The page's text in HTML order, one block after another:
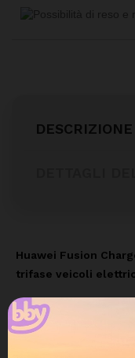
DESCRIZIONE
Huawei Fusion
trifase veicoli
Guida con l'energia del
I sistemi di ricarica